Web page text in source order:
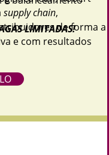
supply chain,
de forma a
e com resultados
LIMITADAS!